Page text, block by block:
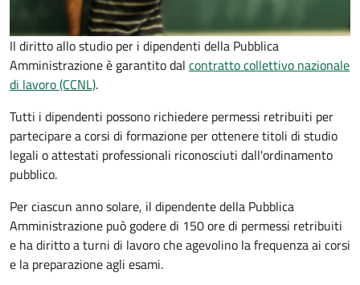
Il diritto allo studio per i dipendenti della Pubblica
Amministrazione è garantito dal contratto collettivo nazionale
di lavoro (CCNL).
Tutti i dipendenti possono richiedere permessi retribuiti per
partecipare a corsi di formazione per ottenere titoli di studio
legali o attestati professionali riconosciuti dall'ordinamento
pubblico.
Per ciascun anno solare, il dipendente della Pubblica
Amministrazione può godere di 150 ore di permessi retribuiti
e ha diritto a turni di lavoro che agevolino la frequenza ai corsi
e la preparazione agli esami.